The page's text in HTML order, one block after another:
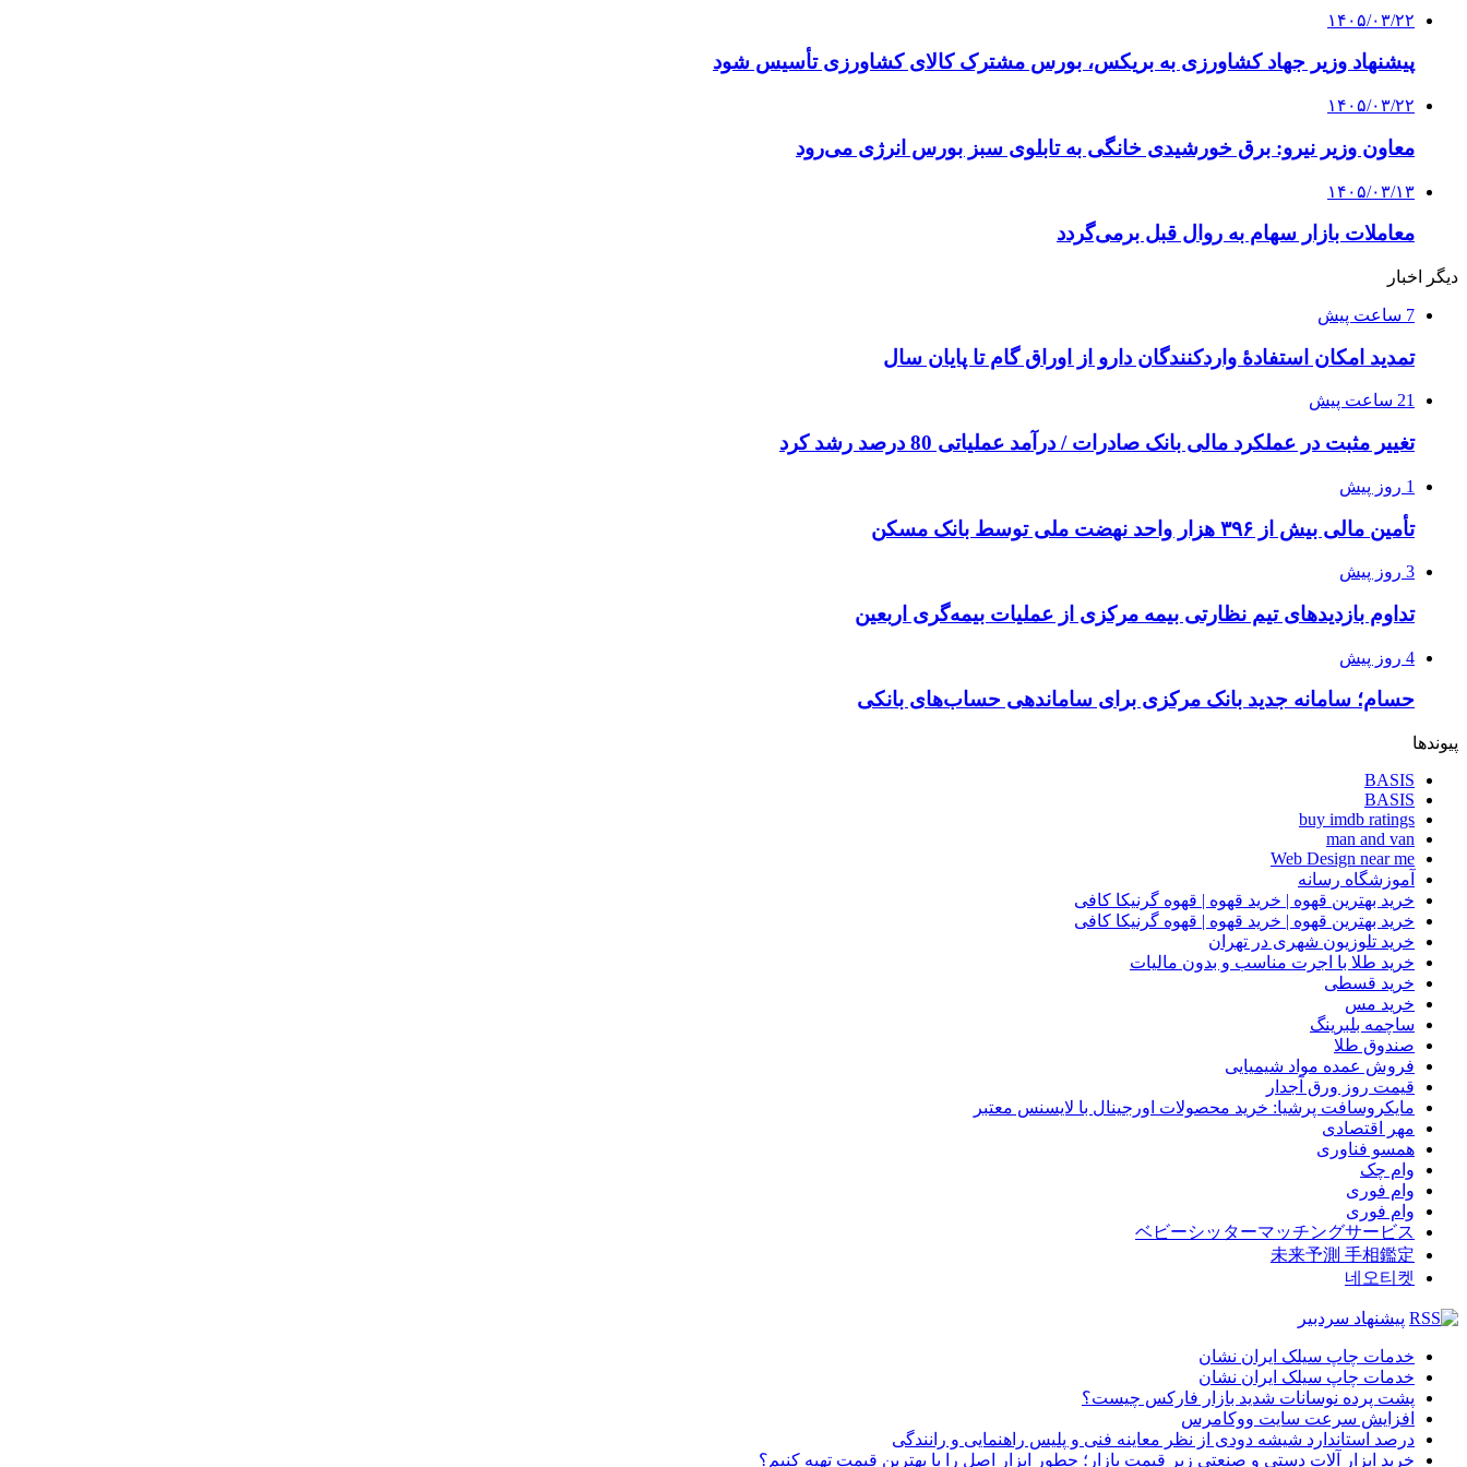
۱۴۰۵/۰۳/۲۲
پیشنهاد وزیر جهاد کشاورزی به بریکس، بورس مشترک کالای کشاورزی تأسیس شود
۱۴۰۵/۰۳/۲۲
معاون وزیر نیرو: برق خورشیدی خانگی به تابلوی سبز بورس انرژی می‌رود
۱۴۰۵/۰۳/۱۳
معاملات بازار سهام به روال قبل برمی‌گردد
دیگر اخبار
7 ساعت پیش
تمدید امکان استفادۀ واردکنندگان دارو از اوراق گام تا پایان سال
21 ساعت پیش
تغییر مثبت در عملکرد مالی بانک صادرات / درآمد عملیاتی 80 درصد رشد کرد
1 روز پیش
تأمین مالی بیش از ۳۹۶ هزار واحد نهضت ملی توسط بانک مسکن
3 روز پیش
تداوم بازدیدهای تیم نظارتی بیمه مرکزی از عملیات بیمه‌گری اربعین
4 روز پیش
حسام؛ سامانه جدید بانک مرکزی برای ساماندهی حساب‌های بانکی
پیوندها
BASIS
BASIS
buy imdb ratings
man and van
Web Design near me
آموزشگاه رسانه
خرید بهترین قهوه | خرید قهوه | قهوه گرنیکا کافی
خرید بهترین قهوه | خرید قهوه | قهوه گرنیکا کافی
خرید تلوزیون شهری در تهران
خرید طلا با اجرت مناسب و بدون مالیات
خرید قسطی
خرید مس
ساچمه بلبرینگ
صندوق طلا
فروش عمده مواد شیمیایی
قیمت روز ورق آجدار
مایکروسافت پرشیا: خرید محصولات اورجینال با لایسنس معتبر
مهر اقتصادی
همسو فناوری
وام چک
وام فوری
وام فوری
ベビーシッターマッチングサービス
未来予測 手相鑑定
네오티켓
پیشنهاد سردبیر
خدمات چاپ سیلک ایران نشان
خدمات چاپ سیلک ایران نشان
پشت پرده نوسانات شدید بازار فارکس چیست؟
افزایش سرعت سایت ووکامرس
درصد استاندارد شیشه دودی از نظر معاینه فنی و پلیس راهنمایی و رانندگی
خرید ابزار آلات دستی و صنعتی زیر قیمت بازار؛ چطور ابزار اصل را با بهترین قیمت تهیه کنیم؟